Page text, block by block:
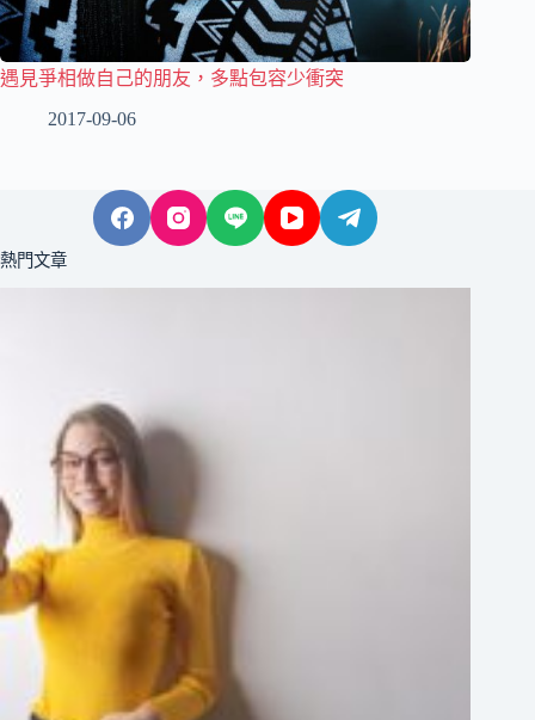
遇見爭相做自己的朋友，多點包容少衝突
2017-09-06
熱門文章